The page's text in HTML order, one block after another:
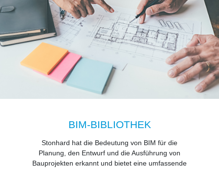
BIM-BIBLIOTHEK
Stonhard hat die Bedeutung von BIM für die
Planung, den Entwurf und die Ausführung von
Bauprojekten erkannt und bietet eine umfassende